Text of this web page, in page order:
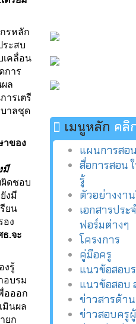
รหลัก
ระสบ
เคลื่อน
การ
ล
ารเตรี
าลชุด
าของ
มี
ดชอบ
งมี
ยน
อง
.จะ
งรู้
อบรม
อออก
มินผล
ยก
เมนูหลัก คลิ
แผนการสอน
สื่อการสอน
รู้
ตัวอย่างงา
เอกสารปร
ฟอร์มต่างๆ
โครงการ
คู่มือครู
แนวข้อสอบ
แนวข้อสอบ
ข่าวสารด้า
ข่าวสอบครู